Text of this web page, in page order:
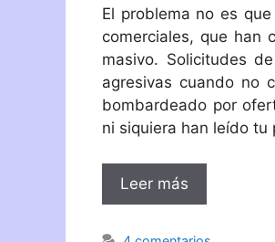
El problema no es
comerciales, que han
masivo. Solicitudes
agresivas cuando no
bombardeado por
ni siquiera han leído
Leer más